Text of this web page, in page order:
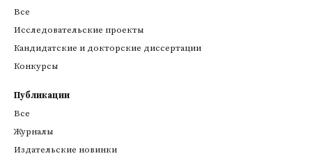
Все
Исследовательские проекты
Кандидатские и докторские диссертации
Конкурсы
Публикации
Все
Журналы
Издательские новинки